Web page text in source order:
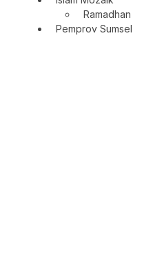
Ramadhan
Pemprov Sumsel